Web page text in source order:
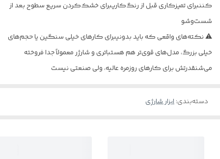
کننبرای تمیزکاری قبل از رنگ‌کاریبرای خشک‌کردن سریع سطوح بعد از
شست‌وشو
⚠️ نکته‌های واقعی که باید بدونیبرای کارهای خیلی سنگین یا حجم‌های
خیلی بزرگ، مدل‌های قوی‌تر هم هستباتری و شارژر معمولاً جدا فروخته
می‌شنقدرتش برای کارهای روزمره عالیه، ولی صنعتی نیست
دسته‌بندی:ابزار شارژی